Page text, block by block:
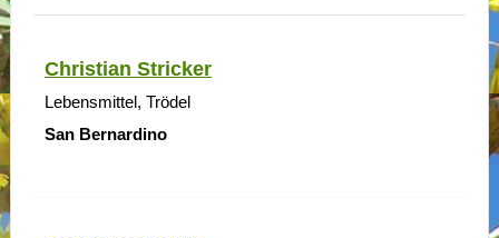
Christian Stricker
Lebensmittel, Trödel
San Bernardino